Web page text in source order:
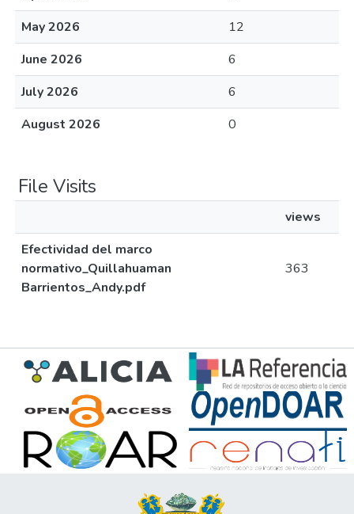
May 2026
12
June 2026
6
July 2026
6
August 2026
0
File Visits
views
Efectividad del marco
normativo_Quillahuaman
Barrientos_Andy.pdf
363